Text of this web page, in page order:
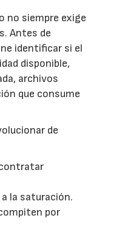
no siempre exige
Antes de
identificar si el
disponible,
archivos
que consume
de
la saturación.
por